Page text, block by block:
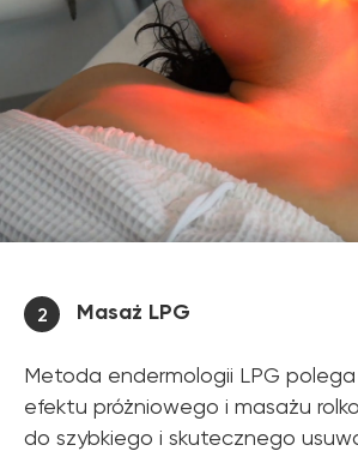
2 Masaż LPG
Metoda endermologii LPG
efektu próżniowego i masażu
do szybkiego i skutecznego